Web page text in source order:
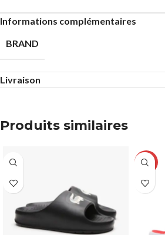
Informations complémentaires
BRAND
Livraison
Produits similaires
-14%